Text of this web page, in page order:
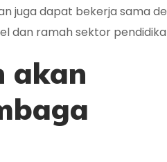
juga dapat bekerja sama
dan ramah sektor
akan